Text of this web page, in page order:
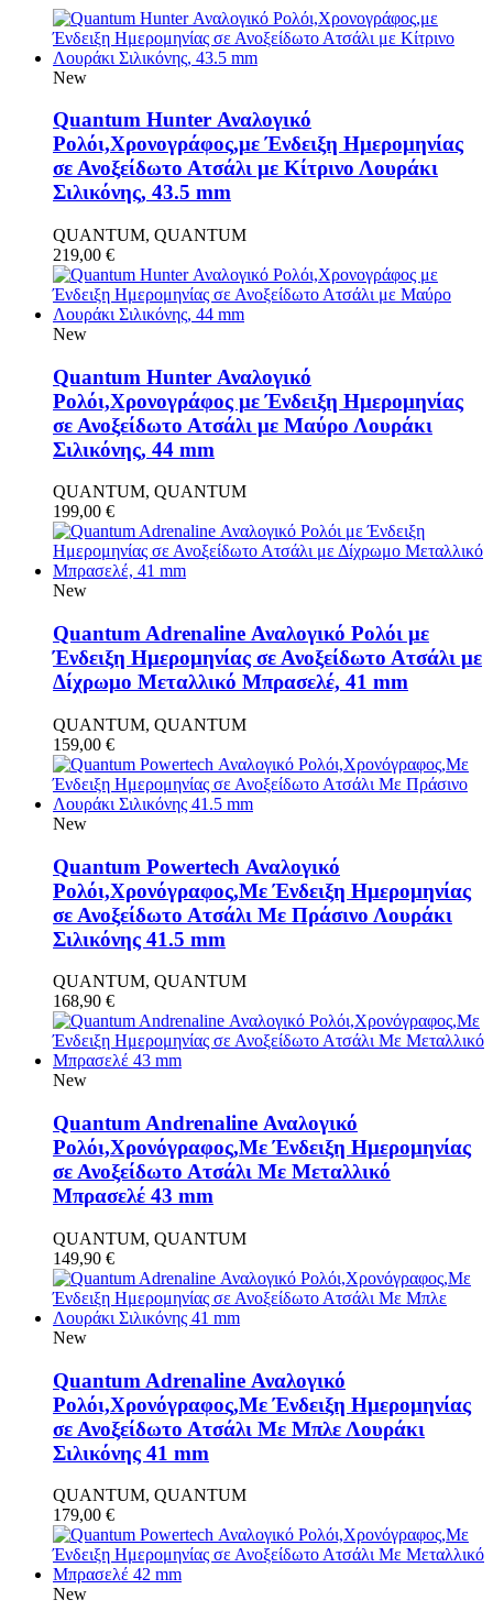
New
Quantum Hunter Αναλογικό
Ρολόι,Χρονογράφος,με Ένδειξη Ημερομηνίας
σε Ανοξείδωτο Ατσάλι με Κίτρινο Λουράκι
Σιλικόνης, 43.5 mm
QUANTUM, QUANTUM
219,00 €
New
Quantum Hunter Αναλογικό
Ρολόι,Χρονογράφος με Ένδειξη Ημερομηνίας
σε Ανοξείδωτο Ατσάλι με Μαύρο Λουράκι
Σιλικόνης, 44 mm
QUANTUM, QUANTUM
199,00 €
New
Quantum Adrenaline Αναλογικό Ρολόι με
Ένδειξη Ημερομηνίας σε Ανοξείδωτο Ατσάλι με
Δίχρωμο Μεταλλικό Μπρασελέ, 41 mm
QUANTUM, QUANTUM
159,00 €
New
Quantum Powertech Αναλογικό
Ρολόι,Χρονόγραφος,Με Ένδειξη Ημερομηνίας
σε Ανοξείδωτο Ατσάλι Με Πράσινο Λουράκι
Σιλικόνης 41.5 mm
QUANTUM, QUANTUM
168,90 €
New
Quantum Andrenaline Αναλογικό
Ρολόι,Χρονόγραφος,Με Ένδειξη Ημερομηνίας
σε Ανοξείδωτο Ατσάλι Με Μεταλλικό
Μπρασελέ 43 mm
QUANTUM, QUANTUM
149,90 €
New
Quantum Adrenaline Αναλογικό
Ρολόι,Χρονόγραφος,Με Ένδειξη Ημερομηνίας
σε Ανοξείδωτο Ατσάλι Με Μπλε Λουράκι
Σιλικόνης 41 mm
QUANTUM, QUANTUM
179,00 €
New